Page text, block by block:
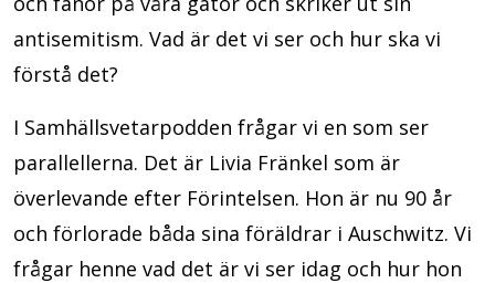
antisemitism. Vad är det vi ser och hur ska vi
förstå det?
I Samhällsvetarpodden frågar vi en som ser
parallellerna. Det är Livia Fränkel som är
överlevande efter Förintelsen. Hon är nu 90 år
och förlorade båda sina föräldrar i Auschwitz. Vi
frågar henne vad det är vi ser idag och hur hon